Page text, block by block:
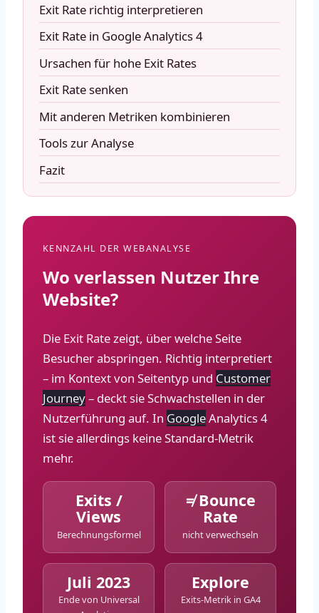
Exit Rate richtig interpretieren
Exit Rate in Google Analytics 4
Ursachen für hohe Exit Rates
Exit Rate senken
Mit anderen Metriken kombinieren
Tools zur Analyse
Fazit
KENNZAHL DER WEBANALYSE
Wo verlassen Nutzer Ihre
Website?
Die Exit Rate zeigt, über welche Seite
Besucher abspringen. Richtig interpretiert
– im Kontext von Seitentyp und Customer
Journey– deckt sie Schwachstellen in der
Nutzerführung auf. In GoogleAnalytics 4
ist sie allerdings keine Standard-Metrik
mehr.
Exits /
Views
Berechnungsformel
≠ Bounce
Rate
nicht verwechseln
Juli 2023
Ende von Universal
Explore
Exits-Metrik in GA4